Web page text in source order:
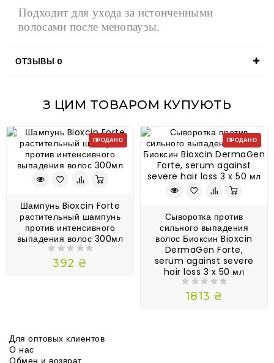
Подходит для ухода за истонченными
волосами после менопаузы.
ОТЗЫВЫ 0
З ЦИМ ТОВАРОМ КУПУЮТЬ
ПРОДАНО
Шампунь Bioxcin Forte
растительный шампунь
против интенсивного
выпадения волос 300мл
392 ₴
ПРОДАНО
Сыворотка против
сильного выпадения
волос Биоксин Bioxcin
DermaGen Forte,
serum against severe
hair loss 3 x 50 мл
1813 ₴
Для оптовых клиентов
О нас